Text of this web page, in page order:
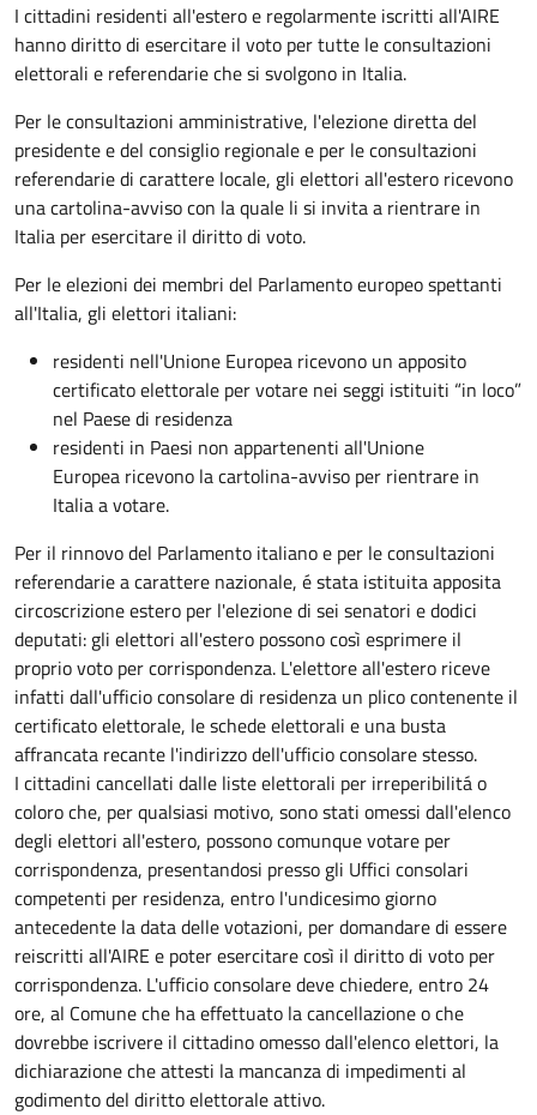
I cittadini residenti all'estero e regolarmente iscritti all'AIRE
hanno diritto di esercitare il voto per tutte le consultazioni
elettorali e referendarie che si svolgono in Italia.
Per le consultazioni amministrative, l'elezione diretta del
presidente e del consiglio regionale e per le consultazioni
referendarie di carattere locale, gli elettori all'estero ricevono
una cartolina-avviso con la quale li si invita a rientrare in
Italia per esercitare il diritto di voto.
Per le elezioni dei membri del Parlamento europeo spettanti
all'Italia, gli elettori italiani:
residenti nell'Unione Europea ricevono un apposito
certificato elettorale per votare nei seggi istituiti “in loco”
nel Paese di residenza
residenti in Paesi non appartenenti all'Unione
Europea ricevono la cartolina-avviso per rientrare in
Italia a votare.
Per il rinnovo del Parlamento italiano e per le consultazioni
referendarie a carattere nazionale, é stata istituita apposita
circoscrizione estero per l'elezione di sei senatori e dodici
deputati: gli elettori all'estero possono così esprimere il
proprio voto per corrispondenza. L'elettore all'estero riceve
infatti dall'ufficio consolare di residenza un plico contenente il
certificato elettorale, le schede elettorali e una busta
affrancata recante l'indirizzo dell'ufficio consolare stesso.
I cittadini cancellati dalle liste elettorali per irreperibilitá o
coloro che, per qualsiasi motivo, sono stati omessi dall'elenco
degli elettori all'estero, possono comunque votare per
corrispondenza, presentandosi presso gli Uffici consolari
competenti per residenza, entro l'undicesimo giorno
antecedente la data delle votazioni, per domandare di essere
reiscritti all'AIRE e poter esercitare così il diritto di voto per
corrispondenza. L'ufficio consolare deve chiedere, entro 24
ore, al Comune che ha effettuato la cancellazione o che
dovrebbe iscrivere il cittadino omesso dall'elenco elettori, la
dichiarazione che attesti la mancanza di impedimenti al
godimento del diritto elettorale attivo.